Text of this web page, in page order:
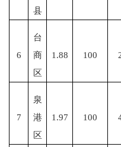
县
6
台
商
区
1.88 100
7
泉
港
区
1.97 100